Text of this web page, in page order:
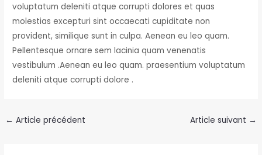
voluptatum deleniti atque corrupti dolores et quas
molestias excepturi sint occaecati cupiditate non
provident, similique sunt in culpa. Aenean eu leo quam.
Pellentesque ornare sem lacinia quam venenatis
vestibulum .Aenean eu leo quam. praesentium voluptatum
deleniti atque corrupti dolore .
← Article précédent Article suivant →